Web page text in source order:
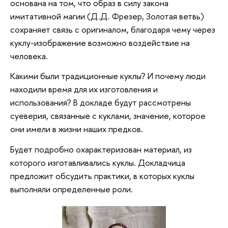
основана на том, что образ в силу закона
имитативной магии (Д.Д. Фрезер, Золотая ветвь)
сохраняет связь с оригиналом, благодаря чему через
куклу-изображение возможно воздействие на
человека.
Какими были традиционные куклы? И почему люди
находили время для их изготовления и
использования? В докладе будут рассмотрены
суеверия, связанные с куклами, значение, которое
они имели в жизни наших предков.
Будет подробно охарактеризован материал, из
которого изготавливались куклы. Докладчица
предложит обсудить практики, в которых куклы
выполняли определенные роли.